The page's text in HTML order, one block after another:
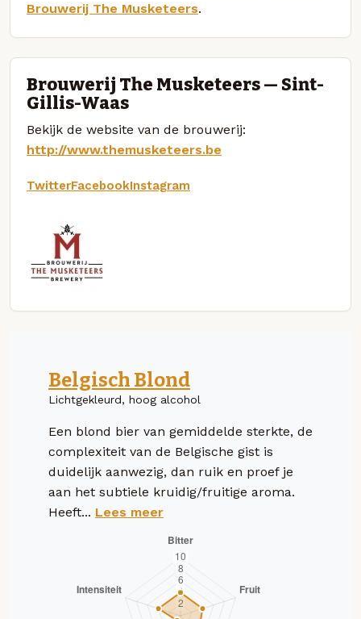
Brouwerij The Musketeers.
Brouwerij The Musketeers — Sint-
Gillis-Waas
Bekijk de website van de brouwerij:
http://www.themusketeers.be
TwitterFacebookInstagram
Belgisch Blond
Lichtgekleurd, hoog alcohol
Een blond bier van gemiddelde sterkte, de
complexiteit van de Belgische gist is
duidelijk aanwezig, dan ruik en proef je
aan het subtiele kruidig/fruitige aroma.
Heeft... Lees meer